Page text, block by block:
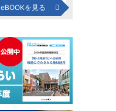
eBOOKを見る